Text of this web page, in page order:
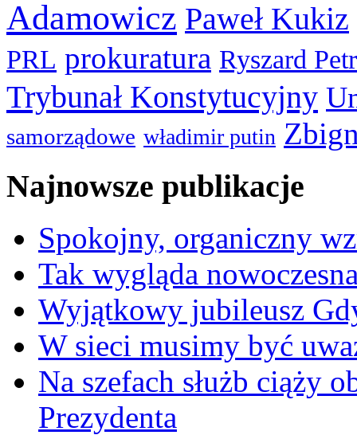
Adamowicz Paweł Kukiz
PRL prokuratura Ryszard
Trybunał Konstytucyjny
samorządowe władimir putin
Najnowsze publikacje
Spokojny, organiczny
Tak wygląda
Wyjątkowy jubileusz
W sieci musimy być
Na szefach służb ciąży
Prezydenta